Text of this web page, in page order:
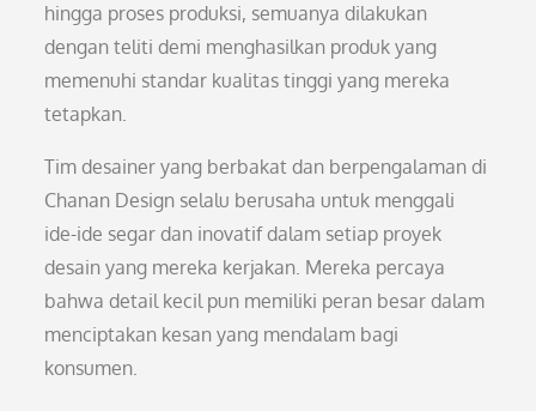
hingga proses produksi, semuanya dilakukan
dengan teliti demi menghasilkan produk yang
memenuhi standar kualitas tinggi yang mereka
tetapkan.
Tim desainer yang berbakat dan berpengalaman di
Chanan Design selalu berusaha untuk menggali
ide-ide segar dan inovatif dalam setiap proyek
desain yang mereka kerjakan. Mereka percaya
bahwa detail kecil pun memiliki peran besar dalam
menciptakan kesan yang mendalam bagi
konsumen.